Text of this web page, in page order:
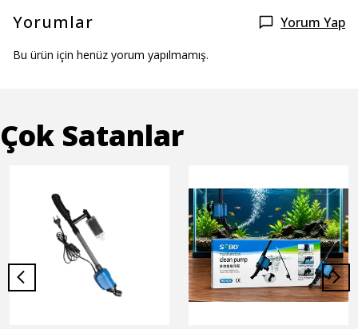
Yorumlar Yorum Yap
Bu ürün için henüz yorum yapılmamış.
Çok Satanlar